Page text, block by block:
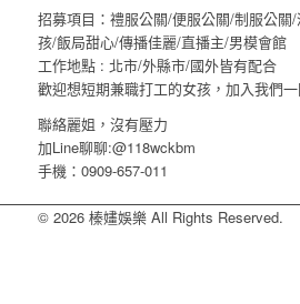
招募項目：禮服公關/便服公關/制服公關
孩/飯局甜心/傳播佳麗/直播主/男模會館
工作地點 : 北市/外縣市/國外皆有配合
歡迎想短期兼職打工的女孩，加入我們
聯絡麗姐，沒有壓力
加Line聊聊:@118wckbm
手機：0909-657-011
© 2026 榛嫿娛樂 All Rights Reserved.